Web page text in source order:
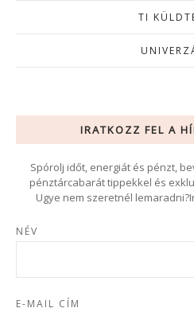
TI
IRATKOZZ FEL A
Spórolj időt, energiát és pénzt,
pénztárcabarát tippekkel és
Ugye nem szeretnél
NÉV
E-MAIL CÍM